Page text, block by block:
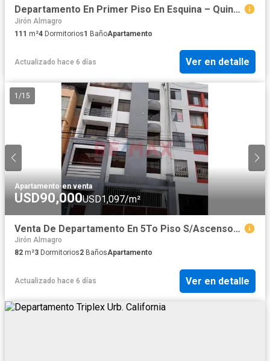
Departamento En Primer Piso En Esquina – Quinta Etapa De San Andrés | Us$ 85,000
Jirón Almagro
111 m²4 Dormitorios1 BañoApartamento
Actualizado hace 6 días Ver en detalle
1 /15
Apartamento·en venta
USD90,000USD1,097/m²
Venta De Departamento En 5To Piso S/Ascensor + Estacionamiento En La Urb. Las Flores, A Espaldas De La Ucv, Area 81.99 M2, Precio $ 90,000 Dolares
Jirón Almagro
82 m²3 Dormitorios2 BañosApartamento
Actualizado hace 6 días Ver en detalle